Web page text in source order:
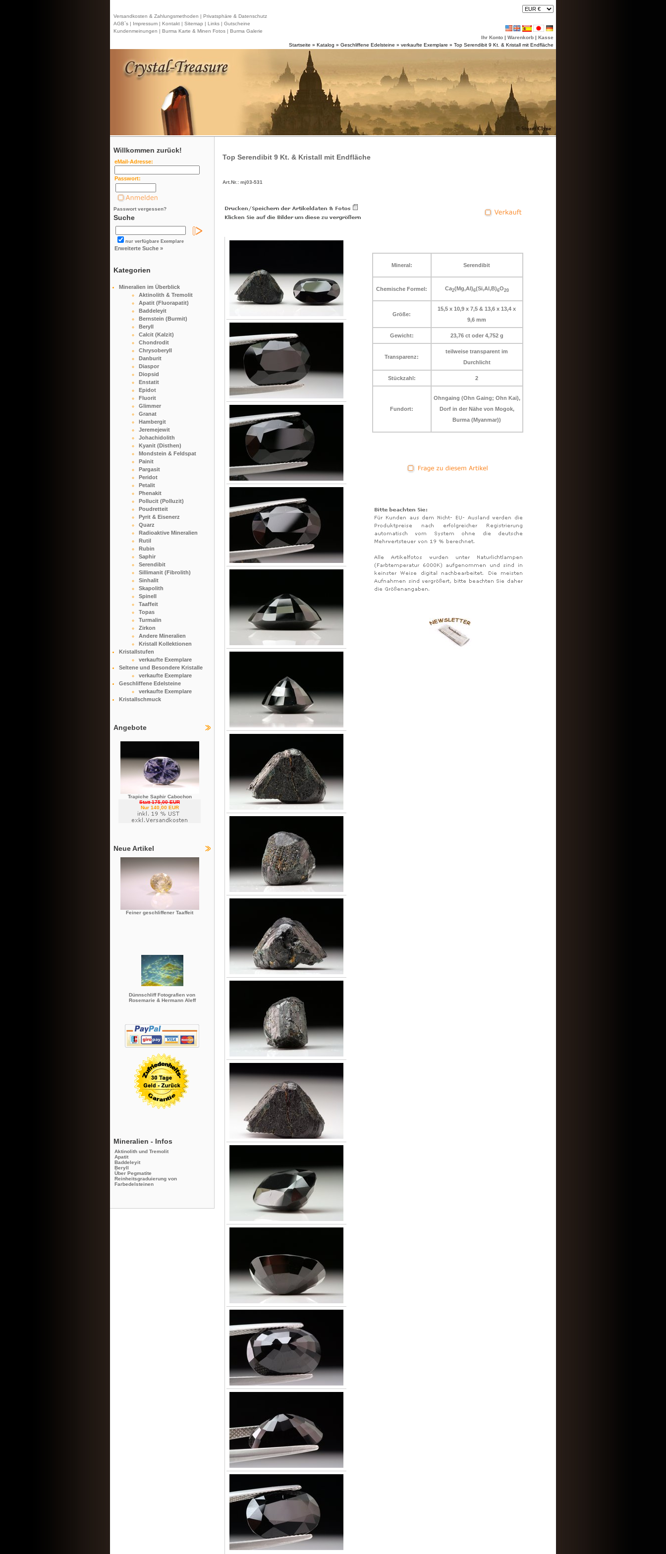
Versandkosten & Zahlungsmethoden | Privatsphäre & Datenschutz
AGB`s | Impressum | Kontakt | Sitemap | Links | Gutscheine
Kundenmeinungen | Burma Karte & Minen Fotos | Burma Galerie
Ihr Konto | Warenkorb | Kasse
Startseite » Katalog » Geschliffene Edelsteine » verkaufte Exemplare » Top Serendibit 9 Kt. & Kristall mit Endfläche
Willkommen zurück!
eMail-Adresse:
Passwort:
Passwort vergessen?
Suche
nur verfügbare Exemplare
Erweiterte Suche »
Kategorien
Mineralien im Überblick
Aktinolith & Tremolit
Apatit (Fluorapatit)
Baddeleyit
Bernstein (Burmit)
Beryll
Calcit (Kalzit)
Chondrodit
Chrysoberyll
Danburit
Diaspor
Diopsid
Enstatit
Epidot
Fluorit
Glimmer
Granat
Hambergit
Jeremejewit
Johachidolith
Kyanit (Disthen)
Mondstein & Feldspat
Painit
Pargasit
Peridot
Petalit
Phenakit
Pollucit (Polluzit)
Poudretteit
Pyrit & Eisenerz
Quarz
Radioaktive Mineralien
Rutil
Rubin
Saphir
Serendibit
Sillimanit (Fibrolith)
Sinhalit
Skapolith
Spinell
Taaffeit
Topas
Turmalin
Zirkon
Andere Mineralien
Kristall Kollektionen
Kristallstufen
verkaufte Exemplare
Seltene und Besondere Kristalle
verkaufte Exemplare
Geschliffene Edelsteine
verkaufte Exemplare
Kristallschmuck
Angebote
Trapiche Saphir Cabochon
Statt 175,00 EUR
Nur 140,00 EUR
Neue Artikel
Feiner geschliffener Taaffeit
Dünnschliff Fotografien von
Rosemarie & Hermann Aleff
Mineralien - Infos
Aktinolith und Tremolit
Apatit
Baddeleyit
Beryll
Über Pegmatite
Reinheitsgraduierung von
Farbedelsteinen
Top Serendibit 9 Kt. & Kristall mit Endfläche
Art.Nr.: mj03-531
Mineral: Serendibit
Chemische Formel: Ca2(Mg,Al)6(Si,Al,B)6O20
Größe:
15,5 x 10,9 x 7,5 & 13,6 x 13,4 x
9,6 mm
Gewicht: 23,76 ct oder 4,752 g
Transparenz:
teilweise transparent im
Durchlicht
Stückzahl: 2
Fundort:
Ohngaing (Ohn Gaing; Ohn Kai),
Dorf in der Nähe von Mogok,
Burma (Myanmar))